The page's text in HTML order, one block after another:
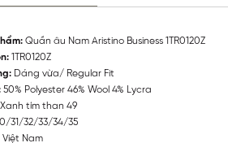
Quần âu Nam Aristino Business 1TR0120Z
1TR0120Z
Dáng vừa/ Regular Fit
50% Polyester 46% Wool 4% Lycra
Xanh tím than 49
31/32/33/34/35
Việt Nam